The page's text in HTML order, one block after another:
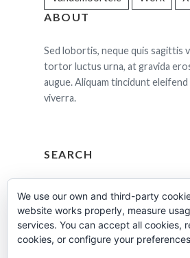
ABOUT
Sed lobortis, neque quis sagittis
tortor luctus urna, at gravida
augue. Aliquam tincidunt eleifend
viverra.
SEARCH
We use our own and third-party
website works properly, measure
services. You can accept all cookies,
cookies, or configure your